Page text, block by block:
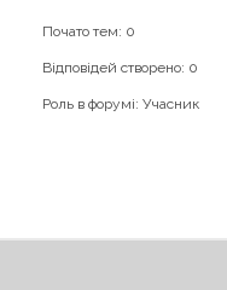
Почато тем: 0
Відповідей створено: 0
Роль в форумі: Учасник